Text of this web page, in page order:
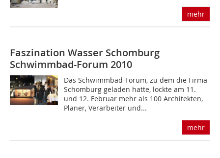
mehr
Faszination Wasser Schomburg
Schwimmbad-Forum 2010
Das Schwimmbad-Forum, zu dem die Firma
Schomburg geladen hatte, lockte am 11.
und 12. Februar mehr als 100 Architekten,
Planer, Verarbeiter und...
mehr